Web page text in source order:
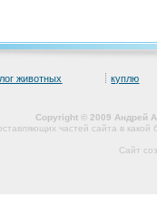
животных куплю
Copyright © 2009 Андрей
частей сайта в
Сайт